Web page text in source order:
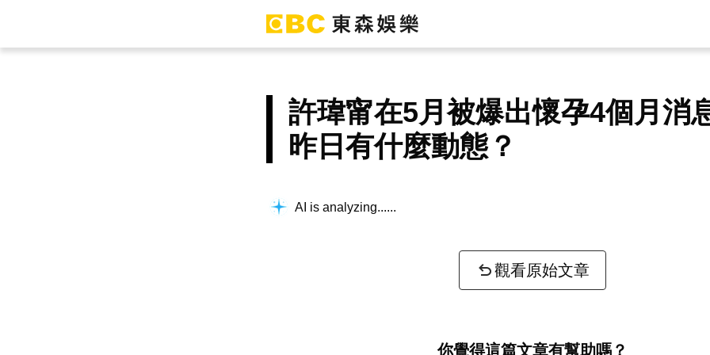
許瑋甯在5月被爆出懷孕4個月消
昨日有什麼動態？
AI is analyzing...
觀看原始文章
你覺得這篇文章有幫助嗎？